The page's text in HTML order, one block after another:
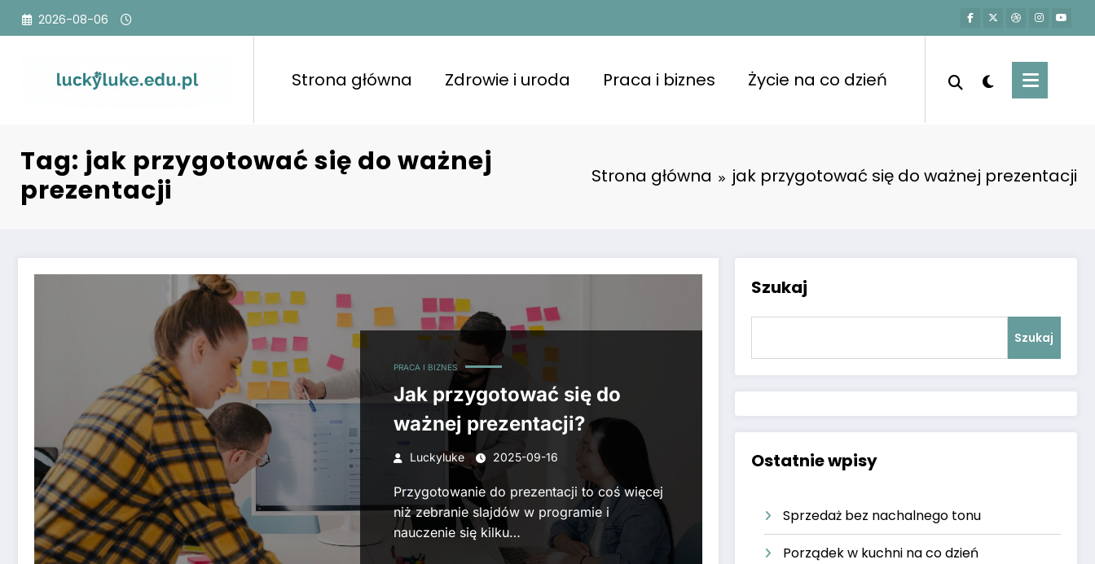
Przejdź
2026-08-06
Strona główna Zdrowie i uroda Praca i biznes Życie na co dzień
Tag: jak przygotować się do ważnej
prezentacji
Strona główna jak przygotować się do ważnej prezentacji
PRACA I BIZNES
Jak przygotować się do
ważnej prezentacji?
Luckyluke 2025-09-16
Przygotowanie do prezentacji to coś więcej
niż zebranie slajdów w programie i
nauczenie się kilku…
Szukaj
Szukaj
Ostatnie wpisy
Sprzedaż bez nachalnego tonu
Porządek w kuchni na co dzień